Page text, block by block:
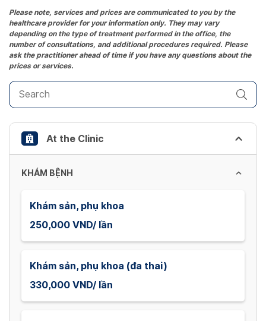
the
question
mark
key
to
get
the
keyboard
shortcuts
for
changing
dates.
Please note, services and prices are communicated to you by the
healthcare provider for your information only. They may vary
depending on the type of treatment performed in the office, the
number of consultations, and additional procedures required. Please
ask the practitioner ahead of time if you have any questions about the
prices or services.
At the Clinic
KHÁM BỆNH
Khám sản, phụ khoa
250,000 VND/ lần
Khám sản, phụ khoa (đa thai)
330,000 VND/ lần